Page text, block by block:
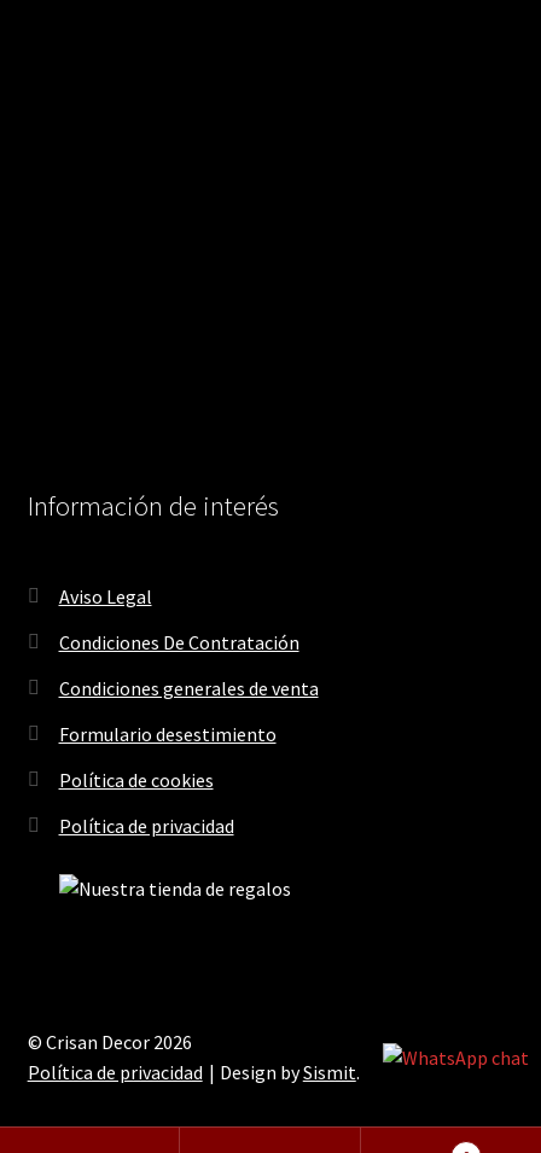
Información de interés
Aviso Legal
Condiciones De Contratación
Condiciones generales de venta
Formulario desestimiento
Política de cookies
Política de privacidad
© Crisan Decor 2026
Política de privacidad
Design bySismit.